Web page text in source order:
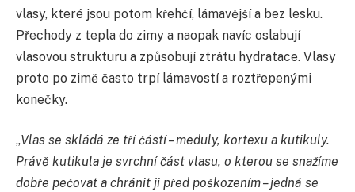
vlasy, které jsou potom křehčí, lámavější a bez lesku.
Přechody z tepla do zimy a naopak navíc oslabují
vlasovou strukturu a způsobují ztrátu hydratace. Vlasy
proto po zimě často trpí lámavostí a roztřepenými
konečky.
„Vlas se skládá ze tří částí – meduly, kortexu a kutikuly.
Právě kutikula je svrchní část vlasu, o kterou se snažíme
dobře pečovat a chránit ji před poškozením – jedná se